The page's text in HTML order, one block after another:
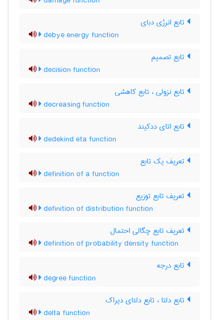
تابع انرژی دبای
debye energy function
تابع تصمیم
decision function
تابع نزولی ، تابع کاهشی
decreasing function
تابع اتای ددکیند
dedekind eta function
تعریف یک تابع
definition of a function
تعریف تابع توزیع
definition of distribution function
تعریف تابع چگالی احتمال
definition of probability density function
تابع درجه
degree function
تابع دلتا ، تابع دلتای دیراک
delta function